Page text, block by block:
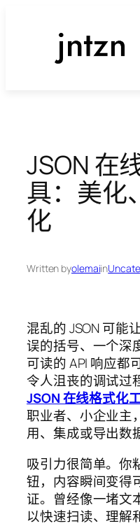
JSON 在
具：美化
化
Written byolemaiin
混乱的 JSON 可能
误的括号、一个深
可读的 API 响应都
令人沮丧的调试过
JSON 在线格式化
职业者、小企业主
用、集成或导出数
吸引力很简单。你
钮，内容瞬间变得
证。曾经像一堵文
以快速扫读、理解